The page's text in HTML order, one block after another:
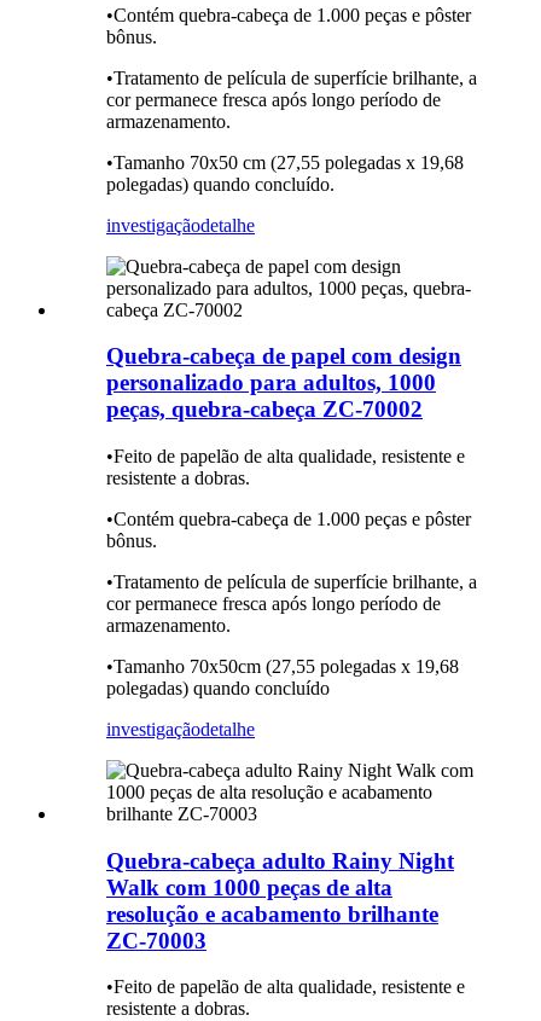
•Contém quebra-cabeça de 1.000 peças e pôster
bônus.
•Tratamento de película de superfície brilhante, a
cor permanece fresca após longo período de
armazenamento.
•Tamanho 70x50 cm (27,55 polegadas x 19,68
polegadas) quando concluído.
investigaçãodetalhe
Quebra-cabeça de papel com design
personalizado para adultos, 1000
peças, quebra-cabeça ZC-70002
•Feito de papelão de alta qualidade, resistente e
resistente a dobras.
•Contém quebra-cabeça de 1.000 peças e pôster
bônus.
•Tratamento de película de superfície brilhante, a
cor permanece fresca após longo período de
armazenamento.
•Tamanho 70x50cm (27,55 polegadas x 19,68
polegadas) quando concluído
investigaçãodetalhe
Quebra-cabeça adulto Rainy Night
Walk com 1000 peças de alta
resolução e acabamento brilhante
ZC-70003
•Feito de papelão de alta qualidade, resistente e
resistente a dobras.